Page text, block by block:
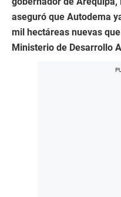
aseguró que Autodema
mil hectáreas nuevas
Ministerio de Desarrollo